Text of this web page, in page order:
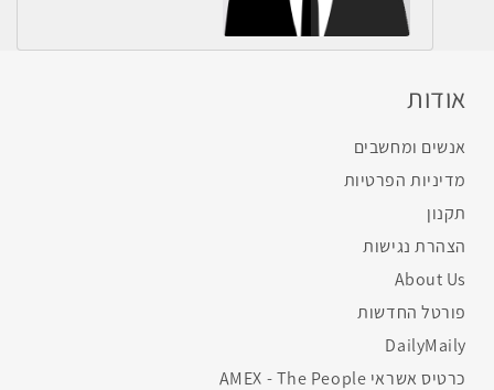
אודות
אנשים ומחשבים
מדיניות הפרטיות
תקנון
הצהרת נגישות
About Us
פורטל החדשות
DailyMaily
כרטיס אשראי AMEX - The People